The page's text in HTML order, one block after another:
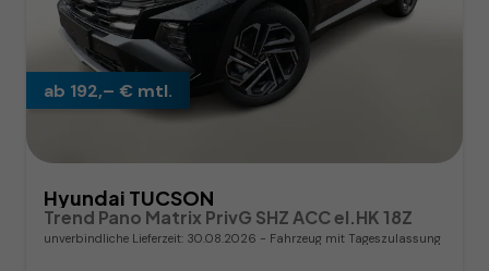
ab 192,– € mtl.
Hyundai TUCSON
Trend Pano Matrix PrivG SHZ ACC el.HK 18Z
unverbindliche Lieferzeit: 30.08.2026 Fahrzeug mit Tageszulassung